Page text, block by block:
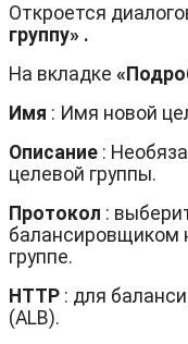
Откроется
группу» .
На вкладке
Имя : Имя новой
Описание :
целевой группы.
Протокол :
балансировщиком
группе.
HTTP : для
(ALB).